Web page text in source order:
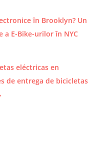
în Brooklyn? Un
E-Bike-urilor în NYC
eléctricas en
de entrega de bicicletas